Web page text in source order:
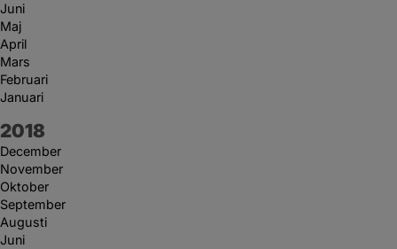
Juni
Maj
April
Mars
Februari
Januari
År:
2018
December
November
Oktober
September
Augusti
Juni